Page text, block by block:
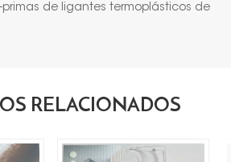
primas de ligantes termoplásticos de
RELACIONADOS